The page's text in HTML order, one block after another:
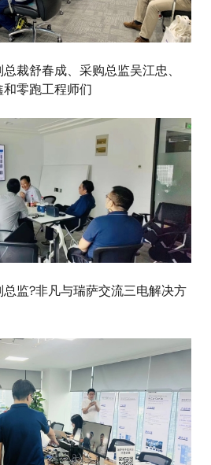
裁舒春成、采购总监吴江忠、
零跑工程师们
监?非凡与瑞萨交流三电解决方